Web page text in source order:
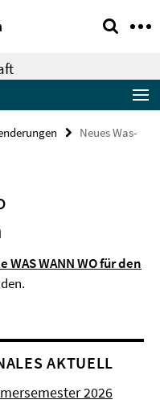
Neues Was-
WAS WANN WO für den
AKTUELL
2026